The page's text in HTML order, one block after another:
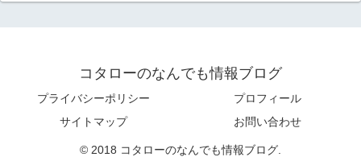
コタローのなんでも情報ブログ
プライバシーポリシー
プロフィール
サイトマップ
お問い合わせ
© 2018 コタローのなんでも情報ブログ.